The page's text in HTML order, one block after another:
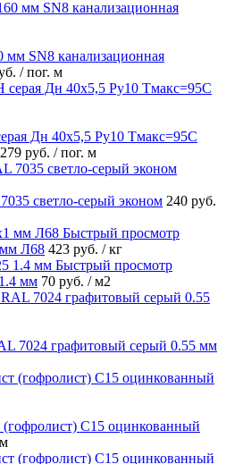
мм SN8 канализационная
/ пог. м
Дн 40х5,5 Ру10 Тмакс=95C
279 руб. / пог. м
светло-серый эконом 240 руб.
Быстрый просмотр
мм Л68 423 руб. / кг
Быстрый просмотр
мм 70 руб. / м2
7024 графитовый серый 0.55 мм
С15 оцинкованный